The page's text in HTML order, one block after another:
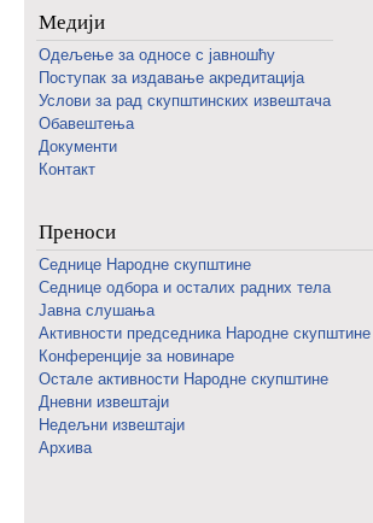
Медији
Одељење за односе с јавношћу
Поступак за издавање акредитација
Услови за рад скупштинских извештача
Обавештења
Документи
Контакт
Преноси
Седнице Народне скупштине
Седнице одбора и осталих радних тела
Јавна слушања
Активности председника Народне скупштине
Конференције за новинаре
Oстале активности Народне скупштине
Дневни извештаји
Недељни извештаји
Архива